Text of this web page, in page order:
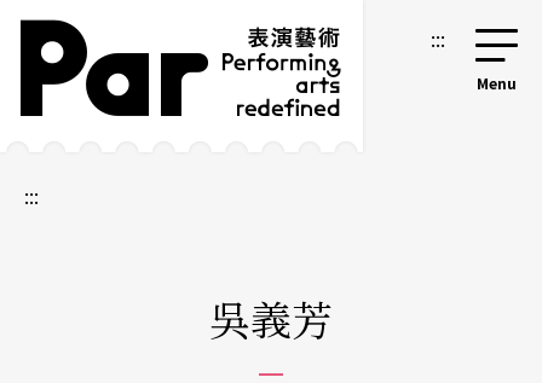
跳到主要內容區塊
網站導覽 :::
:::
吳義芳